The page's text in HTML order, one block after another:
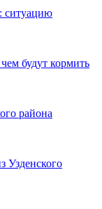
ситуацию
будут кормить
района
Узденского